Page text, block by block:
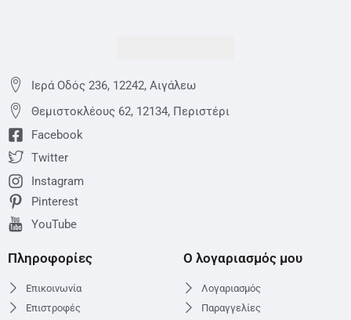
Ιερά Οδός 236, 12242, Αιγάλεω
Θεμιστoκλέους 62, 12134, Περιστέρι
Facebook
Twitter
Instagram
Pinterest
YouTube
Πληροφορίες
Επικοινωνία
Επιστροφές
Ο λογαριασμός μου
Λογαριασμός
Παραγγελίες